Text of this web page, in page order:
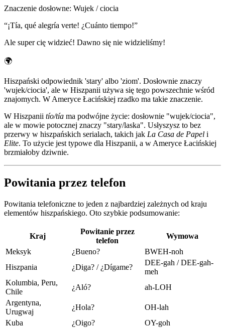
Znaczenie dosłowne: Wujek / ciocia
“¡Tía, qué alegría verte! ¿Cuánto tiempo!”
Ale super cię widzieć! Dawno się nie widzieliśmy!
🌍
Hiszpański odpowiednik 'stary' albo 'ziom'. Dosłownie znaczy
'wujek/ciocia', ale w Hiszpanii używa się tego powszechnie wśród
znajomych. W Ameryce Łacińskiej rzadko ma takie znaczenie.
W Hiszpanii tío/tía ma podwójne życie: dosłownie "wujek/ciocia",
ale w mowie potocznej znaczy "stary/laska". Usłyszysz to bez
przerwy w hiszpańskich serialach, takich jak La Casa de Papel i
Elite. To użycie jest typowe dla Hiszpanii, a w Ameryce Łacińskiej
brzmiałoby dziwnie.
Powitania przez telefon
Powitania telefoniczne to jeden z najbardziej zależnych od kraju
elementów hiszpańskiego. Oto szybkie podsumowanie:
Kraj
Powitanie przez
telefon
Wymowa
Meksyk
¿Bueno?
BWEH-noh
Hiszpania
¿Diga? / ¿Dígame?
DEE-gah / DEE-gah-
meh
Kolumbia, Peru,
Chile
¿Aló?
ah-LOH
Argentyna,
Urugwaj
¿Hola?
OH-lah
Kuba
¿Oigo? OY-goh